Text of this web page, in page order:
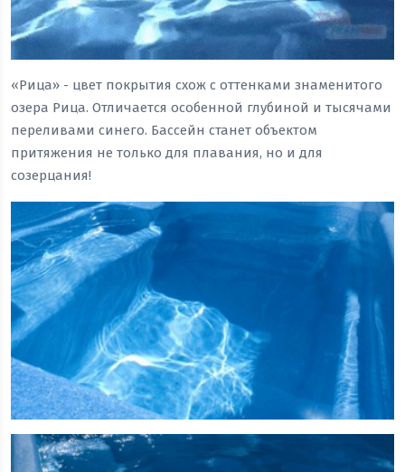
«Рица» - цвет покрытия схож с оттенками знаменитого
озера Рица. Отличается особенной глубиной и тысячами
переливами синего. Бассейн станет объектом
притяжения не только для плавания, но и для
созерцания!